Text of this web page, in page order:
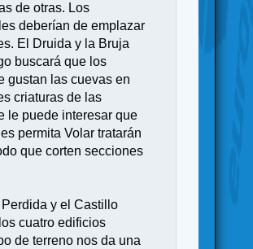
de otras. Los
deberían de emplazar
El Druida y la Bruja
buscará que los
gustan las cuevas en
criaturas de las
le puede interesar que
permita Volar tratarán
que corten secciones
y el Castillo
cuatro edificios
de terreno nos da una